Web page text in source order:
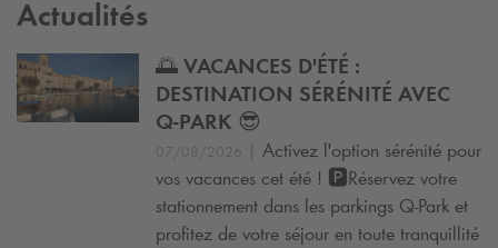
Actualités
🌅 VACANCES D'ÉTÉ :
DESTINATION SÉRÉNITÉ AVEC
Q-PARK 😎
07/08/2026 | Activez l'option sérénité pour
vos vacances cet été ! 🅿️Réservez votre
stationnement dans les parkings Q-Park et
profitez de votre séjour en toute tranquillité